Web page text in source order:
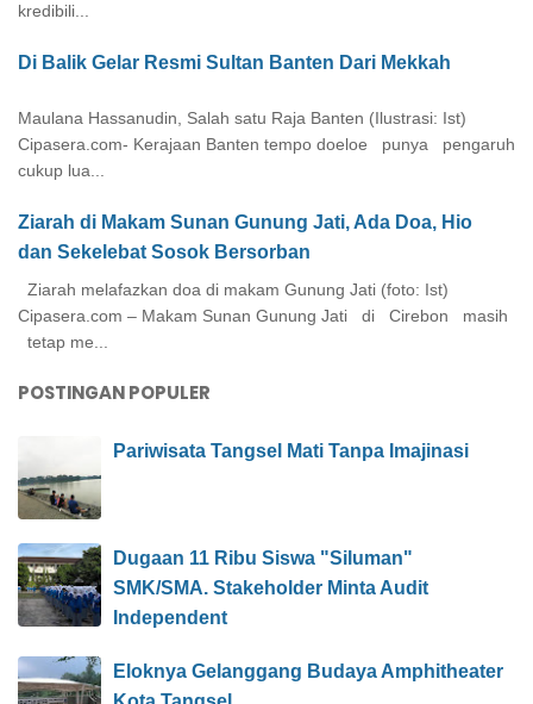
kredibili...
Di Balik Gelar Resmi Sultan Banten Dari Mekkah
Maulana Hassanudin, Salah satu Raja Banten (Ilustrasi: Ist)
Cipasera.com- Kerajaan Banten tempo doeloe punya pengaruh
cukup lua...
Ziarah di Makam Sunan Gunung Jati, Ada Doa, Hio
dan Sekelebat Sosok Bersorban
Ziarah melafazkan doa di makam Gunung Jati (foto: Ist)
Cipasera.com – Makam Sunan Gunung Jati di Cirebon masih
tetap me...
POSTINGAN POPULER
Pariwisata Tangsel Mati Tanpa Imajinasi
Dugaan 11 Ribu Siswa "Siluman"
SMK/SMA. Stakeholder Minta Audit
Independent
Eloknya Gelanggang Budaya Amphitheater